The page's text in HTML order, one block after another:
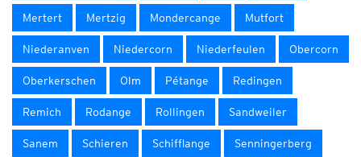
Mertert Mertzig Mondercange Mutfort
Niederanven Niedercorn Niederfeulen Obercorn
Oberkerschen Olm Pétange Redingen
Remich Rodange Rollingen Sandweiler
Sanem Schieren Schifflange Senningerberg